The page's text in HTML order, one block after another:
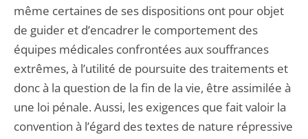
même certaines de ses dispositions ont pour objet
de guider et d’encadrer le comportement des
équipes médicales confrontées aux souffrances
extrêmes, à l’utilité de poursuite des traitements et
donc à la question de la fin de la vie, être assimilée à
une loi pénale. Aussi, les exigences que fait valoir la
convention à l’égard des textes de nature répressive